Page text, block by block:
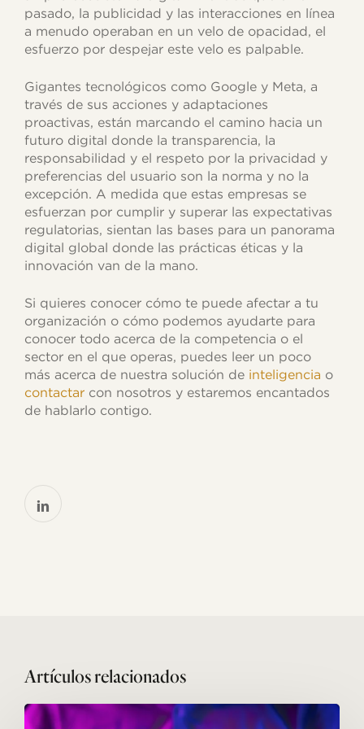
pasado, la publicidad y las interacciones en línea
a menudo operaban en un velo de opacidad, el
esfuerzo por despejar este velo es palpable.
Gigantes tecnológicos como Google y Meta, a
través de sus acciones y adaptaciones
proactivas, están marcando el camino hacia un
futuro digital donde la transparencia, la
responsabilidad y el respeto por la privacidad y
preferencias del usuario son la norma y no la
excepción. A medida que estas empresas se
esfuerzan por cumplir y superar las expectativas
regulatorias, sientan las bases para un panorama
digital global donde las prácticas éticas y la
innovación van de la mano.
Si quieres conocer cómo te puede afectar a tu
organización o cómo podemos ayudarte para
conocer todo acerca de la competencia o el
sector en el que operas, puedes leer un poco
más acerca de nuestra solución de inteligencia o
contactar con nosotros y estaremos encantados
de hablarlo contigo.
Scroll
Infinito: